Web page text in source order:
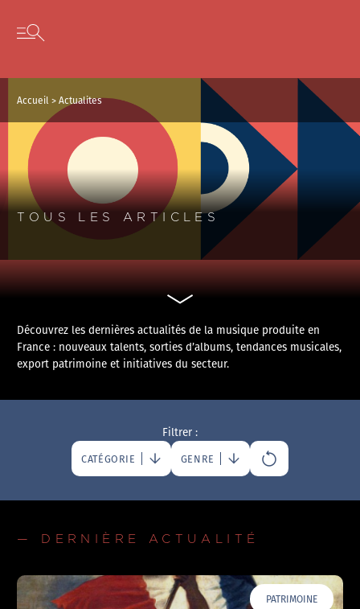
Skip to content
Open secondary menu
Accueil >Actualites
TOUS LES ARTICLES
Découvrez les dernières actualités de la musique produite en
France : nouveaux talents, sorties d’albums, tendances musicales,
export patrimoine et initiatives du secteur.
Filtrer :
CATÉGORIE GENRE
— DERNIÈRE ACTUALITÉ
PATRIMOINE